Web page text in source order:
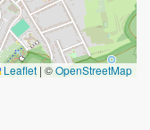
Leaflet | ©OpenStreetMap